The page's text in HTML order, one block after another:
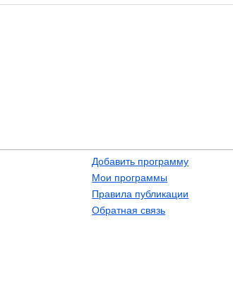
Добавить программу
Мои программы
Правила публикации
Обратная связь